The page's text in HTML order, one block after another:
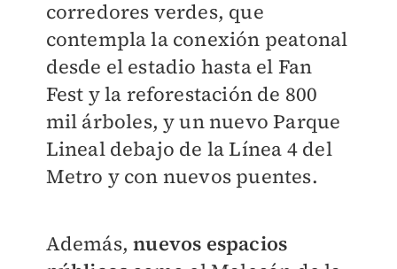
corredores verdes, que
contempla la conexión peatonal
desde el estadio hasta el Fan
Fest y la reforestación de 800
mil árboles, y un nuevo Parque
Lineal debajo de la Línea 4 del
Metro y con nuevos puentes.
Además, nuevos espacios